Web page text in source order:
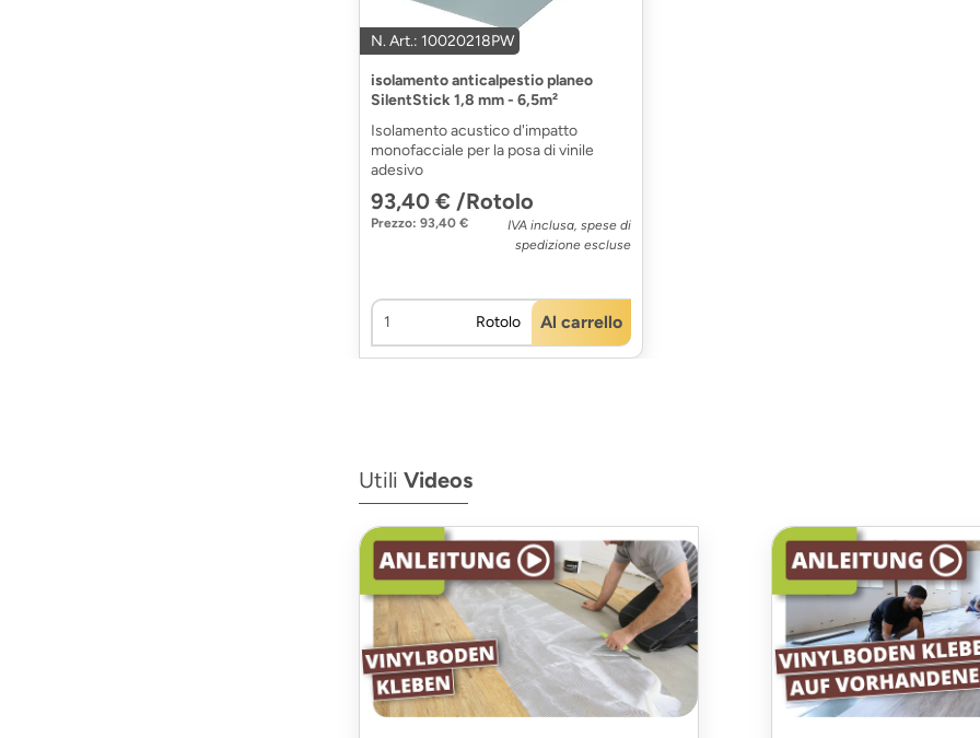
N. Art.: 10020218PW
isolamento anticalpestio planeo
SilentStick 1,8 mm - 6,5m²
Isolamento acustico d'impatto
monofacciale per la posa di vinile
adesivo
93,40 € /Rotolo
Prezzo: 93,40 €
IVA inclusa, spese di
spedizione escluse
Rotolo Al carrello
Utili Videos